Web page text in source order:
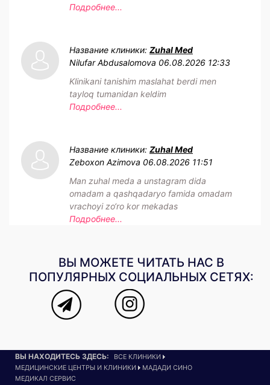
Подробнее...
Название клиники: Zuhal Med
Nilufar Abdusalomova 06.08.2026 12:33
Klinikani tanishim maslahat berdi men
tayloq tumanidan keldim
Подробнее...
Название клиники: Zuhal Med
Zeboxon Azimova 06.08.2026 11:51
Man zuhal meda a unstagram dida
omadam a qashqadaryo famida omadam
vrachoyi zo‘ro kor mekadas
Подробнее...
ВЫ МОЖЕТЕ ЧИТАТЬ НАС В
ПОПУЛЯРНЫХ СОЦИАЛЬНЫХ СЕТЯХ:
ВЫ НАХОДИТЕСЬ ЗДЕСЬ:
ВСЕ КЛИНИКИ
МЕДИЦИНСКИЕ ЦЕНТРЫ И КЛИНИКИ
МАДАДИ СИНО
МЕДИКАЛ СЕРВИС